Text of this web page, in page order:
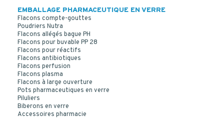
FLACONS PERFUSION 1000 ML VERRE BLANC T1
EMBALLAGE PHARMACEUTIQUE EN VERRE
Flacons compte-gouttes
Poudriers Nutra
Flacons allégés bague PH
Flacons pour buvable PP 28
Flacons pour réactifs
Flacons antibiotiques
Flacons perfusion
Flacons plasma
Flacons à large ouverture
Pots pharmaceutiques en verre
Piluliers
Biberons en verre
Accessoires pharmacie